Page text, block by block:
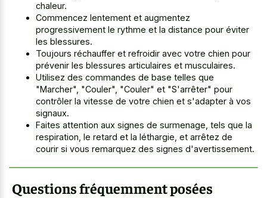
chaleur.
Commencez lentement et augmentez
progressivement le rythme et la distance pour éviter
les blessures.
Toujours réchauffer et refroidir avec votre chien pour
prévenir les blessures articulaires et musculaires.
Utilisez des commandes de base telles que
"Marcher", "Couler", "Couler" et "S'arrêter" pour
contrôler la vitesse de votre chien et s'adapter à vos
signaux.
Faites attention aux signes de surmenage, tels que la
respiration, le retard et la léthargie, et arrêtez de
courir si vous remarquez des signes d'avertissement.
Questions fréquemment posées